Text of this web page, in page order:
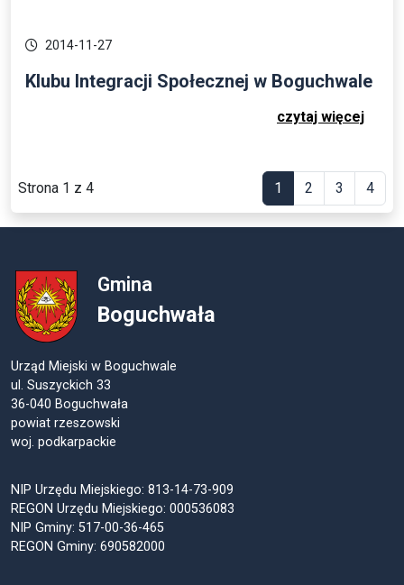
2014-11-27
Klubu Integracji Społecznej w Boguchwale
czytaj więcej
Strona 1 z 4 1 2 3 4
Gmina
Boguchwała
Urząd Miejski w Boguchwale
ul. Suszyckich 33
36-040 Boguchwała
powiat rzeszowski
woj. podkarpackie
NIP Urzędu Miejskiego: 813-14-73-909
REGON Urzędu Miejskiego: 000536083
NIP Gminy: 517-00-36-465
REGON Gminy: 690582000